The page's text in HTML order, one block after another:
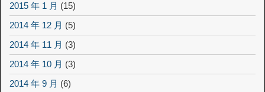
2015 年 1 月 (15)
2014 年 12 月 (5)
2014 年 11 月 (3)
2014 年 10 月 (3)
2014 年 9 月 (6)